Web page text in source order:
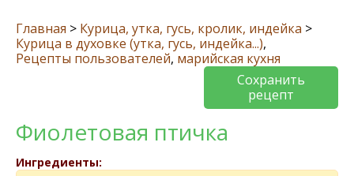
Главная > Курица, утка, гусь, кролик, индейка >
Курица в духовке (утка, гусь, индейка...),
Рецепты пользователей, марийская кухня
Сохранить
рецепт
Фиолетовая птичка
Ингредиенты: